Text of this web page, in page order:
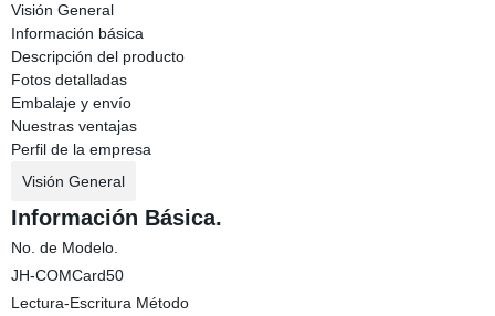
Visión General
Información básica
Descripción del producto
Fotos detalladas
Embalaje y envío
Nuestras ventajas
Perfil de la empresa
Visión General
Información Básica.
No. de Modelo.
JH-COMCard50
Lectura-Escritura Método